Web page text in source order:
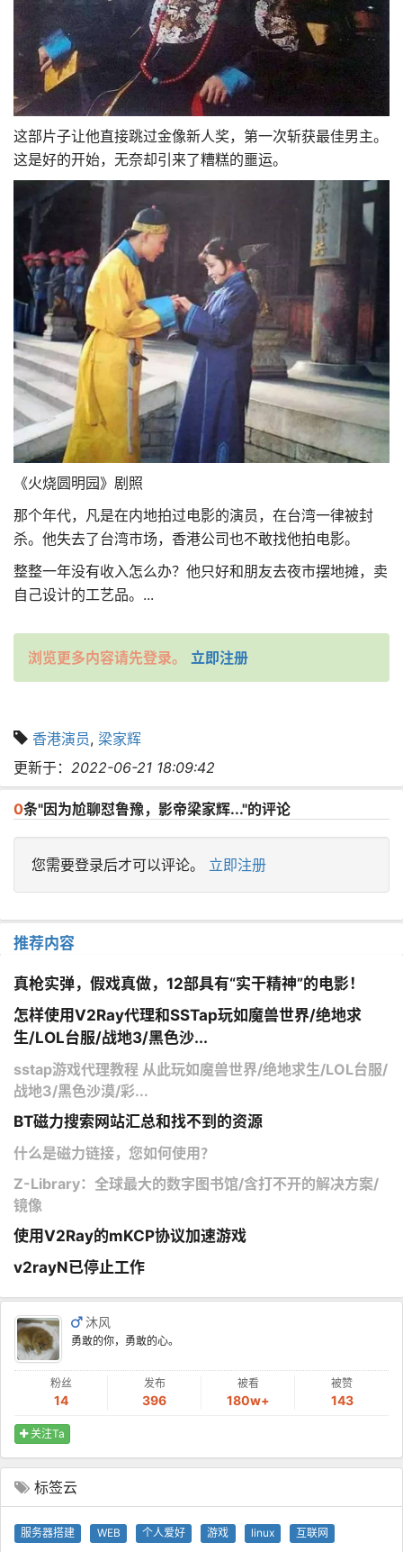
这部片子让他直接跳过金像新人奖，第一次斩获最佳男主。
这是好的开始，无奈却引来了糟糕的噩运。
《火烧圆明园》剧照
那个年代，凡是在内地拍过电影的演员，在台湾一律被封
杀。他失去了台湾市场，香港公司也不敢找他拍电影。
整整一年没有收入怎么办？他只好和朋友去夜市摆地摊，卖
自己设计的工艺品。...
浏览更多内容请先登录。 立即注册
香港演员, 梁家辉
更新于： 2022-06-21 18:09:42
0条"因为尬聊怼鲁豫，影帝梁家辉..."的评论
您需要登录后才可以评论。 立即注册
推荐内容
真枪实弹，假戏真做，12部具有“实干精神”的电影！
怎样使用V2Ray代理和SSTap玩如魔兽世界/绝地求
生/LOL台服/战地3/黑色沙...
sstap游戏代理教程 从此玩如魔兽世界/绝地求生/LOL台服/
战地3/黑色沙漠/彩...
BT磁力搜索网站汇总和找不到的资源
什么是磁力链接，您如何使用？
Z-Library：全球最大的数字图书馆/含打不开的解决方案/
镜像
使用V2Ray的mKCP协议加速游戏
v2rayN已停止工作
沐风
勇敢的你，勇敢的心。
粉丝
14
发布
396
被看
180w+
被赞
143
关注Ta
标签云
服务器搭建 WEB 个人爱好 游戏 linux 互联网